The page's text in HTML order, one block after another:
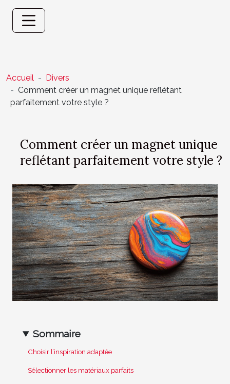
Accueil
Divers
Comment créer un magnet unique reflétant
parfaitement votre style ?
Comment créer un magnet unique
reflétant parfaitement votre style ?
Sommaire
Choisir l’inspiration adaptée
Sélectionner les matériaux parfaits